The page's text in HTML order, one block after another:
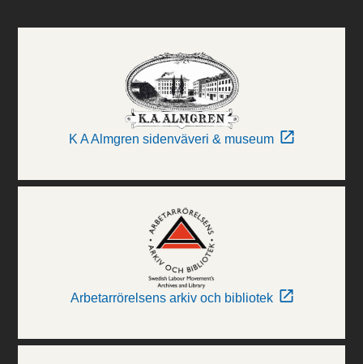
K A Almgren sidenväveri & museum
Arbetarrörelsens arkiv och bibliotek